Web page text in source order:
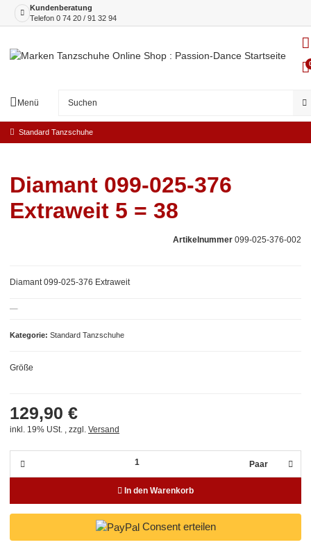
Kundenberatung
Telefon 0 74 20 / 91 32 94
Menü
Standard Tanzschuhe
Diamant 099-025-376
Extraweit 5 = 38
Artikelnummer 099-025-376-002
Kategorie Standard Tanzschuhe
Diamant 099-025-376 Extraweit
Größe
129,90 €
inkl. 19% USt. , zzgl. Versand
Paar
In den Warenkorb
Consent erteilen